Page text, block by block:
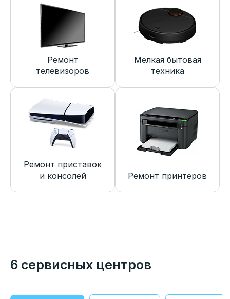
Ремонт
телевизоров
Мелкая бытовая
техника
Ремонт приставок
и консолей
Ремонт принтеров
6 сервисных центров